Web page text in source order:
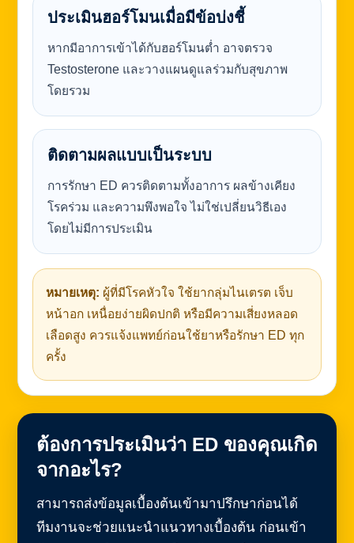
ประเมินฮอร์โมนเมื่อมีข้อบ่งชี้
หากมีอาการเข้าได้กับฮอร์โมนต่ำ อาจตรวจ
Testosterone และวางแผนดูแลร่วมกับสุขภาพ
โดยรวม
ติดตามผลแบบเป็นระบบ
การรักษา ED ควรติดตามทั้งอาการ ผลข้างเคียง
โรคร่วม และความพึงพอใจ ไม่ใช่เปลี่ยนวิธีเอง
โดยไม่มีการประเมิน
หมายเหตุ: ผู้ที่มีโรคหัวใจ ใช้ยากลุ่มไนเตรต เจ็บ
หน้าอก เหนื่อยง่ายผิดปกติ หรือมีความเสี่ยงหลอด
เลือดสูง ควรแจ้งแพทย์ก่อนใช้ยาหรือรักษา ED ทุก
ครั้ง
ต้องการประเมินว่า ED ของคุณเกิด
จากอะไร?
สามารถส่งข้อมูลเบื้องต้นเข้ามาปรึกษาก่อนได้
ทีมงานจะช่วยแนะนำแนวทางเบื้องต้น ก่อนเข้า